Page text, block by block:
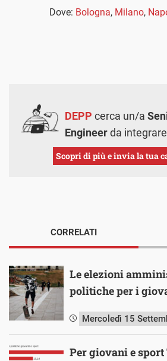
Dove: Bologna, Milano,
DEPP cerca un/a
Engineerda
Scopri di più e invia la tua
CORRELATI
Le elezioni
politiche per i
Mercoledì 15
Per giovani e